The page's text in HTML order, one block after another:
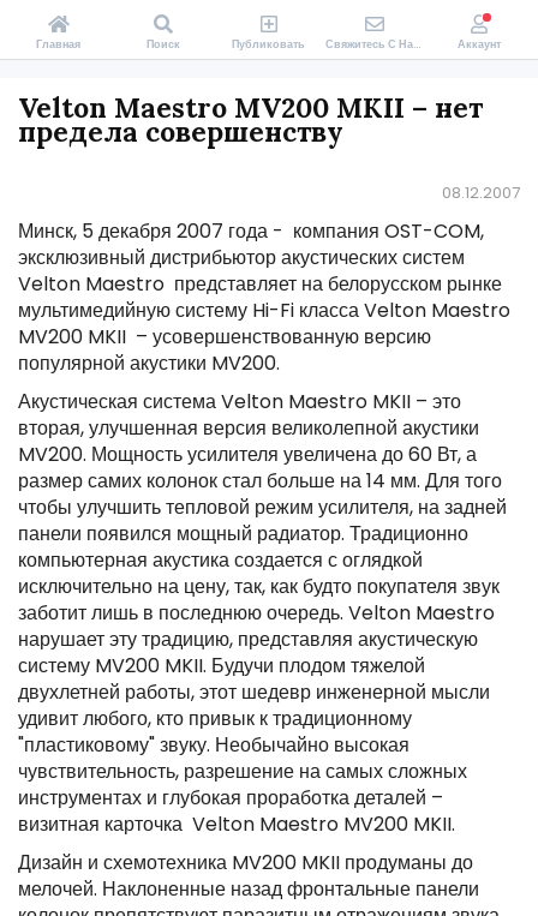
Velton Maestro MV200 MKII – нет
предела совершенству
08.12.2007
Минск, 5 декабря 2007 года - компания OST-COM,
эксклюзивный дистрибьютор акустических систем
Velton Maestro представляет на белорусском рынке
мультимедийную систему Hi-Fi класса Velton Maestro
MV200 MKII – усовершенствованную версию
популярной акустики MV200.
Акустическая система Velton Maestro MKII – это
вторая, улучшенная версия великолепной акустики
MV200. Мощность усилителя увеличена до 60 Вт, а
размер самих колонок стал больше на 14 мм. Для того
чтобы улучшить тепловой режим усилителя, на задней
панели появился мощный радиатор. Традиционно
компьютерная акустика создается с оглядкой
исключительно на цену, так, как будто покупателя звук
заботит лишь в последнюю очередь. Velton Maestro
нарушает эту традицию, представляя акустическую
систему MV200 MKII. Будучи плодом тяжелой
двухлетней работы, этот шедевр инженерной мысли
удивит любого, кто привык к традиционному
"пластиковому" звуку. Необычайно высокая
чувствительность, разрешение на самых сложных
инструментах и глубокая проработка деталей –
визитная карточка Velton Maestro MV200 MKII.
Дизайн и схемотехника MV200 MKII продуманы до
мелочей. Наклоненные назад фронтальные панели
Главная Поиск Публиковать Свяжитесь С Нами Аккаунт